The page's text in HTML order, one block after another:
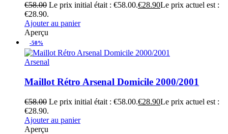
€58.00 Le prix initial était : €58.00.€28.90Le prix actuel est :
€28.90.
Ajouter au panier
Aperçu
-50%
Arsenal
Maillot Rétro Arsenal Domicile 2000/2001
€58.00 Le prix initial était : €58.00.€28.90Le prix actuel est :
€28.90.
Ajouter au panier
Aperçu